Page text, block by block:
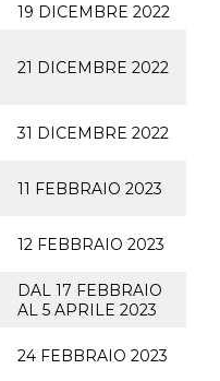
19 DICEMBRE 2022
21 DICEMBRE 2022
31 DICEMBRE 2022
11 FEBBRAIO 2023
12 FEBBRAIO 2023
DAL 17 FEBBRAIO
AL 5 APRILE 2023
24 FEBBRAIO 2023